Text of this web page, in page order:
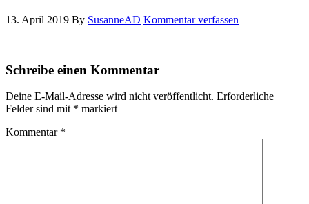
13. April 2019 By SusanneAD Kommentar verfassen
Schreibe einen Kommentar
Deine E-Mail-Adresse wird nicht veröffentlicht. Erforderliche
Felder sind mit * markiert
Kommentar *